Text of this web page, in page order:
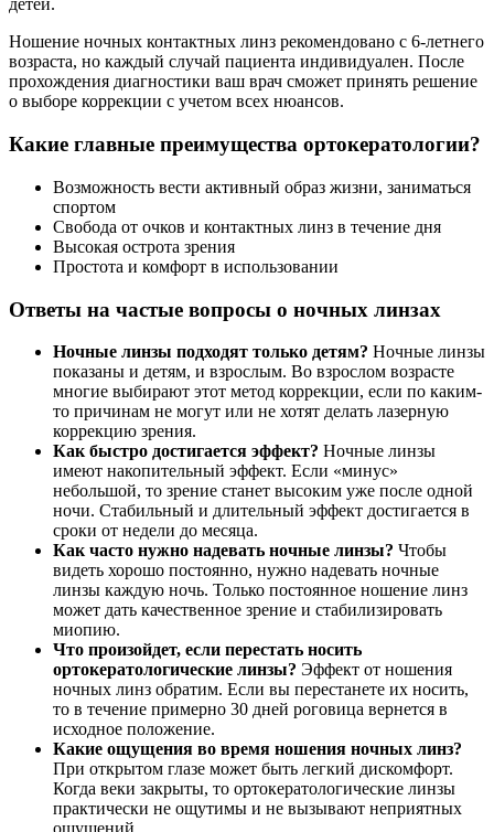
детей.
Ношение ночных контактных линз рекомендовано с 6-летнего
возраста, но каждый случай пациента индивидуален. После
прохождения диагностики ваш врач сможет принять решение
о выборе коррекции с учетом всех нюансов.
Какие главные преимущества ортокератологии?
Возможность вести активный образ жизни, заниматься
спортом
Свобода от очков и контактных линз в течение дня
Высокая острота зрения
Простота и комфорт в использовании
Ответы на частые вопросы о ночных линзах
Ночные линзы подходят только детям? Ночные линзы
показаны и детям, и взрослым. Во взрослом возрасте
многие выбирают этот метод коррекции, если по каким-
то причинам не могут или не хотят делать лазерную
коррекцию зрения.
Как быстро достигается эффект? Ночные линзы
имеют накопительный эффект. Если «минус»
небольшой, то зрение станет высоким уже после одной
ночи. Стабильный и длительный эффект достигается в
сроки от недели до месяца.
Как часто нужно надевать ночные линзы? Чтобы
видеть хорошо постоянно, нужно надевать ночные
линзы каждую ночь. Только постоянное ношение линз
может дать качественное зрение и стабилизировать
миопию.
Что произойдет, если перестать носить
ортокератологические линзы? Эффект от ношения
ночных линз обратим. Если вы перестанете их носить,
то в течение примерно 30 дней роговица вернется в
исходное положение.
Какие ощущения во время ношения ночных линз?
При открытом глазе может быть легкий дискомфорт.
Когда веки закрыты, то ортокератологические линзы
практически не ощутимы и не вызывают неприятных